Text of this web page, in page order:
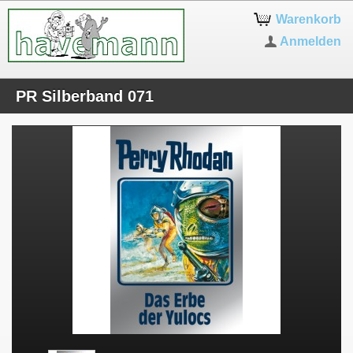
Warenkorb
Anmelden
PR Silberband 071